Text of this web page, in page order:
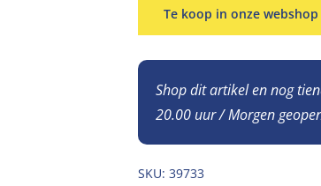
Te koop in onze webshop
Shop dit artikel en nog
20.00 uur / Morgen
SKU: 39733